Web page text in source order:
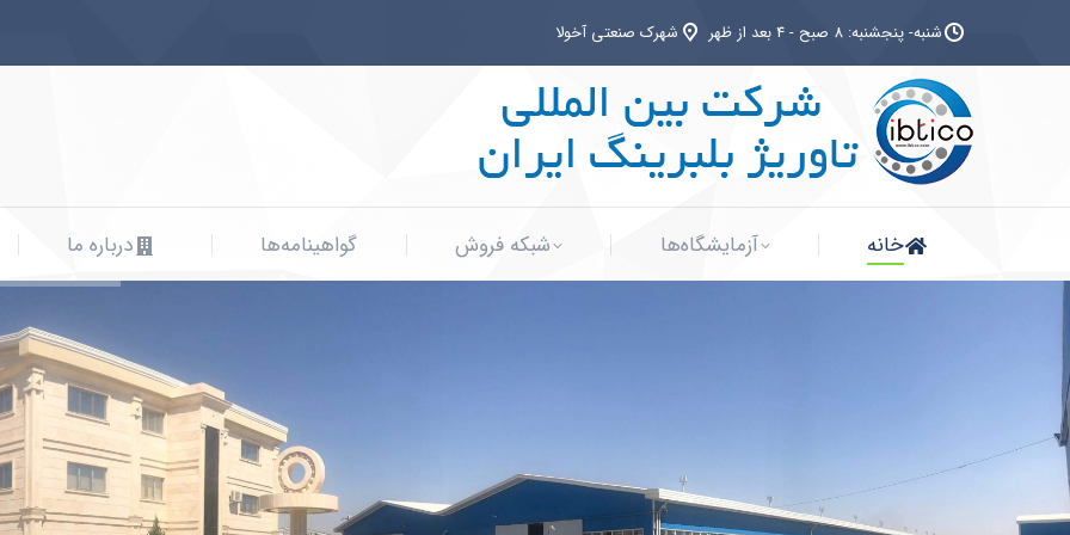
شنبه- پنجشنبه: 8 صبح - 4 بعد از ظهر شهرک صنعتی آخولا
خانه آزمایشگاه‌ها شبکه فروش گواهینامه‌ها درباره ما
خانه آزمایشگاه‌ها